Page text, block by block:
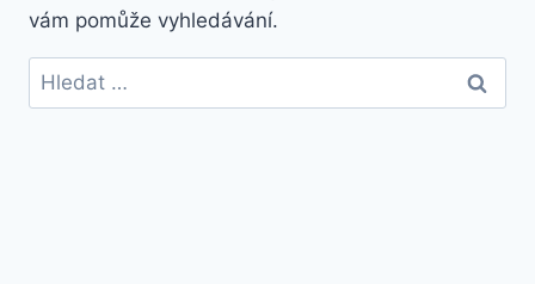
vám pomůže vyhledávání.
Vyhledávání